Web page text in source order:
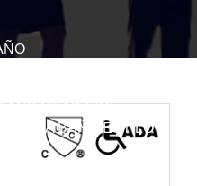
ADA DE
PARA BAÑO ESTILO